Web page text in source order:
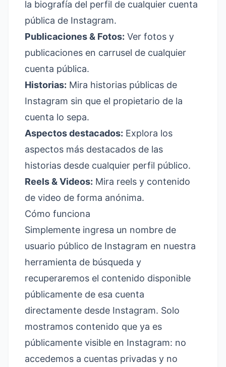
la biografía del perfil de cualquier cuenta
pública de Instagram.
Publicaciones & Fotos: Ver fotos y
publicaciones en carrusel de cualquier
cuenta pública.
Historias: Mira historias públicas de
Instagram sin que el propietario de la
cuenta lo sepa.
Aspectos destacados: Explora los
aspectos más destacados de las
historias desde cualquier perfil público.
Reels & Videos: Mira reels y contenido
de video de forma anónima.
Cómo funciona
Simplemente ingresa un nombre de
usuario público de Instagram en nuestra
herramienta de búsqueda y
recuperaremos el contenido disponible
públicamente de esa cuenta
directamente desde Instagram. Solo
mostramos contenido que ya es
públicamente visible en Instagram: no
accedemos a cuentas privadas y no